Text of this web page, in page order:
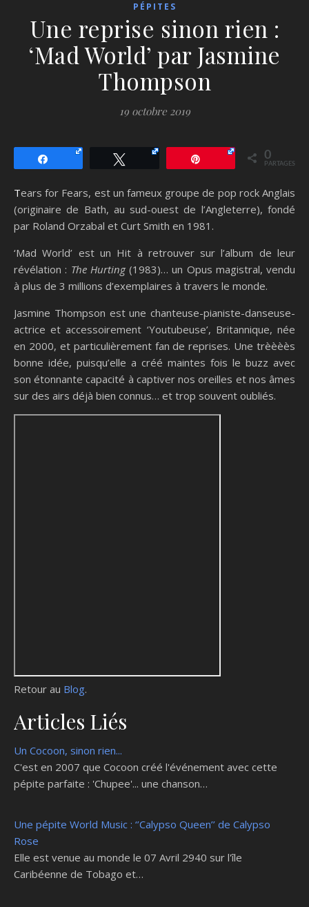
PÉPITES
Une reprise sinon rien :
‘Mad World’ par Jasmine
Thompson
19 octobre 2019
0
PARTAGES
Tears for Fears, est un fameux groupe de pop rock Anglais
(originaire de Bath, au sud-ouest de l’Angleterre), fondé
par Roland Orzabal et Curt Smith en 1981.
‘Mad World’ est un Hit à retrouver sur l’album de leur
révélation : The Hurting(1983)… un Opus magistral, vendu
à plus de 3 millions d’exemplaires à travers le monde.
Jasmine Thompson est une chanteuse-pianiste-danseuse-
actrice et accessoirement ‘Youtubeuse’, Britannique, née
en 2000, et particulièrement fan de reprises. Une trèèèès
bonne idée, puisqu’elle a créé maintes fois le buzz avec
son étonnante capacité à captiver nos oreilles et nos âmes
sur des airs déjà bien connus… et trop souvent oubliés.
Retour au Blog.
Articles Liés
Un Cocoon, sinon rien...
C'est en 2007 que Cocoon créé l'événement avec cette
pépite parfaite : 'Chupee'... une chanson…
Une pépite World Music : ‘’Calypso Queen’’ de Calypso
Rose
Elle est venue au monde le 07 Avril 2940 sur l'île
Caribéenne de Tobago et…